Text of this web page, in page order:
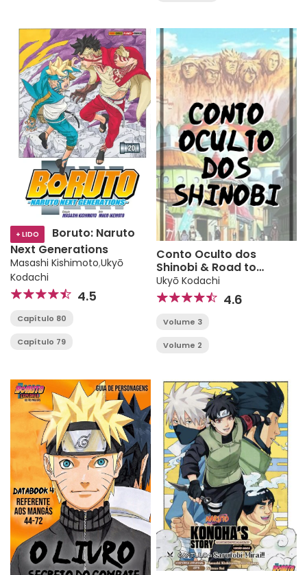
+ LIDO
Boruto: Naruto
Next Generations
Masashi Kishimoto,Ukyō
Kodachi
4.5
Capítulo 80
Capítulo 79
Conto Oculto dos
Shinobi & Road to
Boruto
Ukyō Kodachi
4.6
Volume 3
Volume 2